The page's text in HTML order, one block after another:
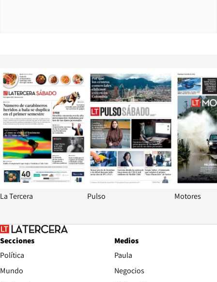
Opens in new window
La Tercera
Opens in
Pulso Motores
Secciones
Política
Mundo
Medios
Paula
Negocios